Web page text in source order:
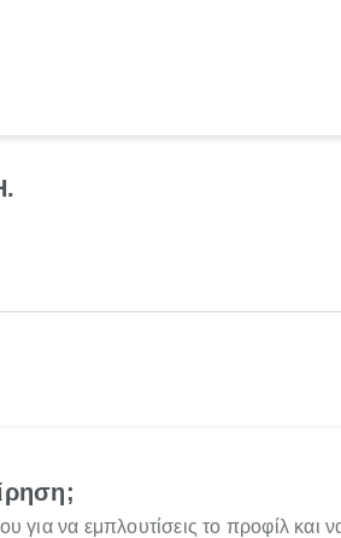
για να εμπλουτίσεις το προφίλ και